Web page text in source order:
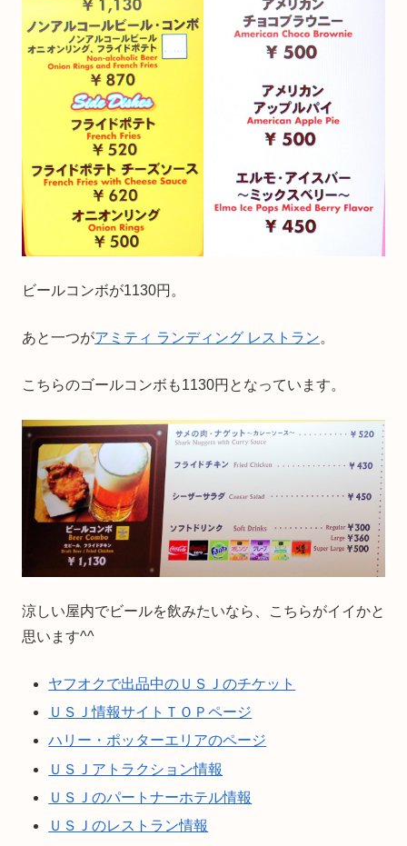
ビールコンボが1130円。
あと一つがアミティ ランディング レストラン。
こちらのゴールコンボも1130円となっています。
涼しい屋内でビールを飲みたいなら、こちらがイイかと
思います^^
ヤフオクで出品中のＵＳＪのチケット
ＵＳＪ情報サイトＴＯＰページ
ハリー・ポッターエリアのページ
ＵＳＪアトラクション情報
ＵＳＪのパートナーホテル情報
ＵＳＪのレストラン情報